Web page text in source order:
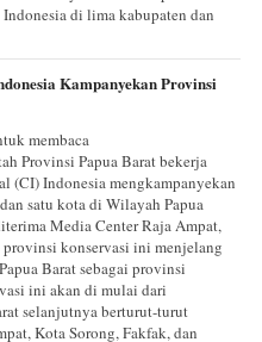
di lima kabupaten dan
Kampanyekan Provinsi
membaca
Provinsi Papua Barat bekerja
(CI) Indonesia mengkampanyekan
satu kota di Wilayah Papua
Media Center Raja Ampat,
konservasi ini menjelang
Barat sebagai provinsi
ini akan di mulai dari
selanjutnya berturut-turut
Kota Sorong, Fakfak, dan